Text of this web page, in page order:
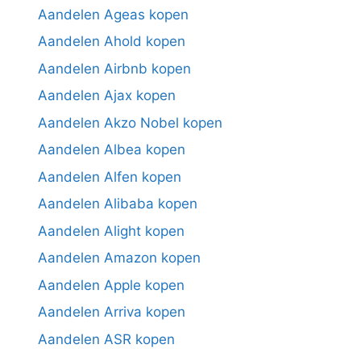
Aandelen Ageas kopen
Aandelen Ahold kopen
Aandelen Airbnb kopen
Aandelen Ajax kopen
Aandelen Akzo Nobel kopen
Aandelen Albea kopen
Aandelen Alfen kopen
Aandelen Alibaba kopen
Aandelen Alight kopen
Aandelen Amazon kopen
Aandelen Apple kopen
Aandelen Arriva kopen
Aandelen ASR kopen